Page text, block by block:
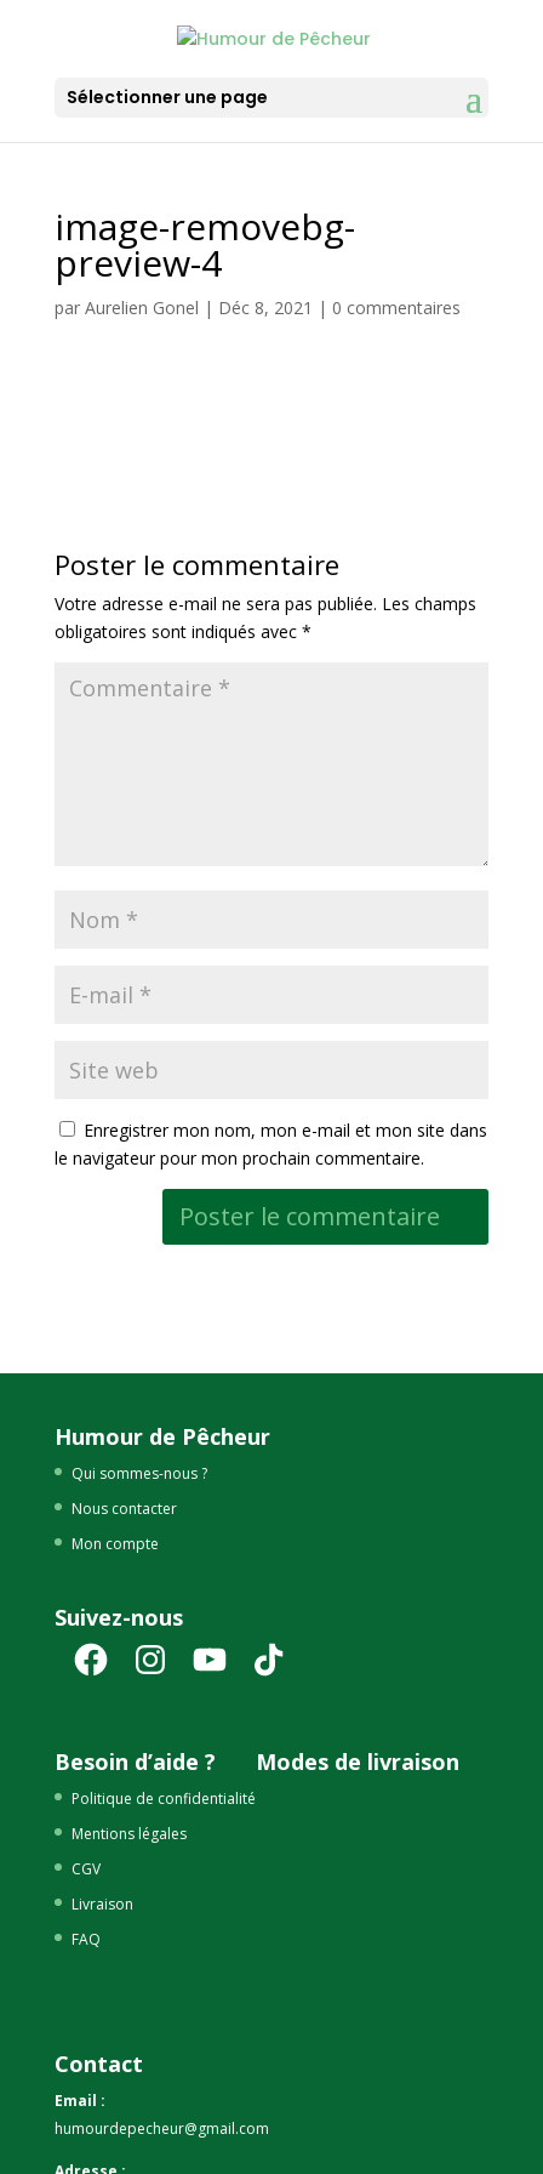
Sélectionner une page
image-removebg-
preview-4
par Aurelien Gonel | Déc 8, 2021 | 0 commentaires
Poster le commentaire
Votre adresse e-mail ne sera pas publiée. Les champs
obligatoires sont indiqués avec *
Enregistrer mon nom, mon e-mail et mon site dans
le navigateur pour mon prochain commentaire.
Humour de Pêcheur
Qui sommes-nous ?
Nous contacter
Mon compte
Suivez-nous
FacebookInstagramYouTube TikTok
Besoin d’aide ?
Politique de confidentialité
Mentions légales
CGV
Livraison
FAQ
Modes de livraison
Contact
Email :
humourdepecheur@gmail.com